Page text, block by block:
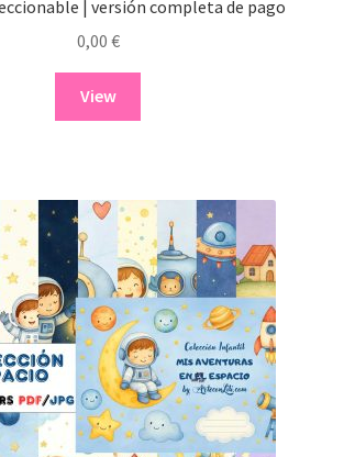
| versión completa de pago
0,00 €
View